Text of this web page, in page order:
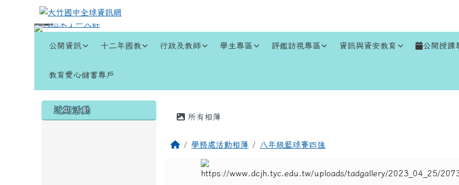
跳至主內容區
大竹國中全球資訊網
公開資訊 十二年國教 行政及教師 學生專區 評鑑訪視專區 資訊與資安教育 公開授課
教育愛心儲蓄專戶
左邊區域內容
近期活動 主內容區域
所有相簿
回首頁學務處活動相簿 八年級籃球賽四強
頁尾區域